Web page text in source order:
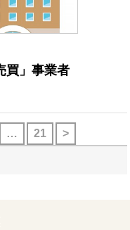
買」事業者
… 21 >